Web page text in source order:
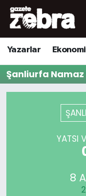
Yazarlar Ekonomi
Şanliurfa
YATSI
8
Yazarlar
Ekonomi
Kültür-
Nöbetçi
Hava
Trafik
Süper Lig
Tüm